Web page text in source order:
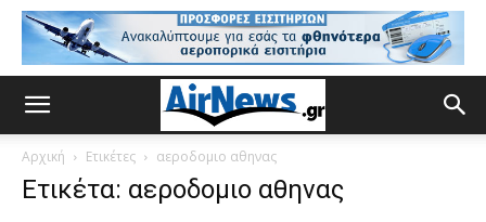
Αρχική Ετικέτες αεροδομιο αθηνας
Ετικέτα: αεροδομιο αθηνας